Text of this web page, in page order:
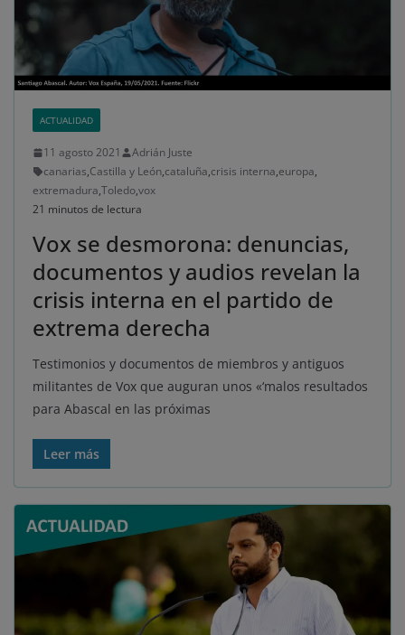
ACTUALIDAD
11 agosto 2021
Adrián Juste
canarias,Castilla y León,cataluña,crisis interna,europa,
extremadura,Toledo,vox
21 minutos de lectura
Vox se desmorona: denuncias,
documentos y audios revelan la
crisis interna en el partido de
extrema derecha
Testimonios y documentos de miembros y antiguos
militantes de Vox que auguran unos «‘malos resultados
para Abascal en las próximas
Leer más